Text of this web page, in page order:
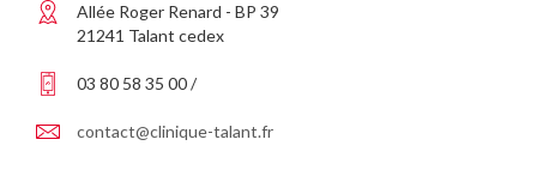
Allée Roger Renard - BP 39
21241 Talant cedex
03 80 58 35 00 /
contact@clinique-talant.fr